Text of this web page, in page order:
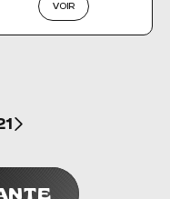
VOIR
Suivant